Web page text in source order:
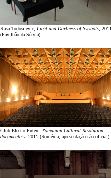
Rasa Todosijevic, Light and Darkness of Symbols , 2011
(Pavilhão da Sérvia).
Club Electro Putere, Romanian Cultural Resolution -
documentary, 2011 (Roménia, apresentação não oficial).